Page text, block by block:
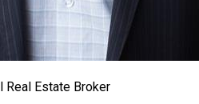
Real Estate Broker